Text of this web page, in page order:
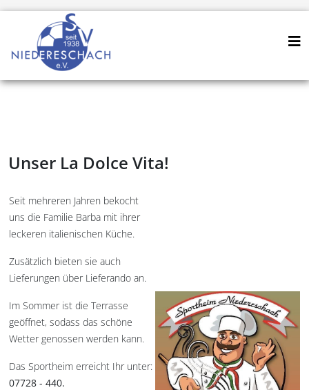
Unser La Dolce Vita!
Seit mehreren Jahren bekocht
uns die Familie Barba mit ihrer
leckeren italienischen Küche.
Zusätzlich bieten sie auch
Lieferungen über Lieferando an.
Im Sommer ist die Terrasse
geöffnet, sodass das schöne
Wetter genossen werden kann.
Das Sportheim erreicht Ihr unter:
07728 - 440.